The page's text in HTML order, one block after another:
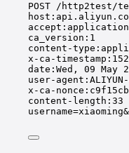
POST /http2test/
ca_version:1
content-
x-ca-
date:Wed, 09 May
user-agent:ALIYUN-
x-ca-
content-length:33